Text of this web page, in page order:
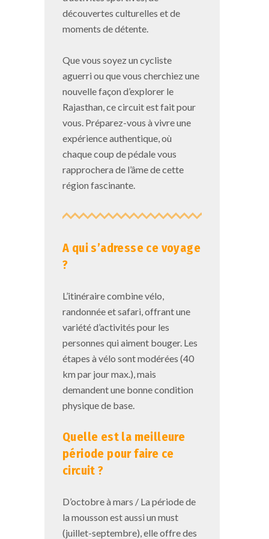
découvertes culturelles et de
moments de détente.
Que vous soyez un cycliste
aguerri ou que vous cherchiez une
nouvelle façon d’explorer le
Rajasthan, ce circuit est fait pour
vous. Préparez-vous à vivre une
expérience authentique, où
chaque coup de pédale vous
rapprochera de l’âme de cette
région fascinante.
A qui s’adresse ce voyage
?
L’itinéraire combine vélo,
randonnée et safari, offrant une
variété d’activités pour les
personnes qui aiment bouger. Les
étapes à vélo sont modérées (40
km par jour max.), mais
demandent une bonne condition
physique de base.
Quelle est la meilleure
période pour faire ce
circuit ?
D’octobre à mars / La période de
la mousson est aussi un must
(juillet-septembre), elle offre des